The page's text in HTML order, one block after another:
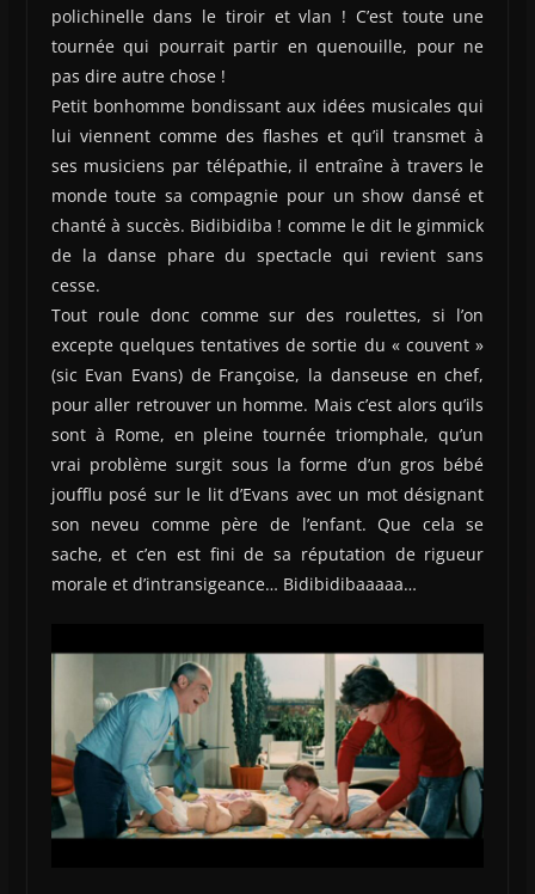
polichinelle dans le tiroir et vlan ! C’est toute une
tournée qui pourrait partir en quenouille, pour ne
pas dire autre chose !
Petit bonhomme bondissant aux idées musicales qui
lui viennent comme des flashes et qu’il transmet à
ses musiciens par télépathie, il entraîne à travers le
monde toute sa compagnie pour un show dansé et
chanté à succès. Bidibidiba ! comme le dit le gimmick
de la danse phare du spectacle qui revient sans
cesse.
Tout roule donc comme sur des roulettes, si l’on
excepte quelques tentatives de sortie du « couvent »
(sic Evan Evans) de Françoise, la danseuse en chef,
pour aller retrouver un homme. Mais c’est alors qu’ils
sont à Rome, en pleine tournée triomphale, qu’un
vrai problème surgit sous la forme d’un gros bébé
joufflu posé sur le lit d’Evans avec un mot désignant
son neveu comme père de l’enfant. Que cela se
sache, et c’en est fini de sa réputation de rigueur
morale et d’intransigeance… Bidibidibaaaaa…